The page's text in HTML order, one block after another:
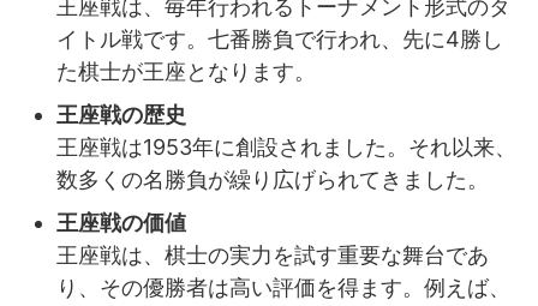
王座戦は、毎年行われるトーナメント形式のタ
イトル戦です。七番勝負で行われ、先に4勝し
た棋士が王座となります。
王座戦の歴史
王座戦は1953年に創設されました。それ以来、
数多くの名勝負が繰り広げられてきました。
王座戦の価値
王座戦は、棋士の実力を試す重要な舞台であ
り、その優勝者は高い評価を得ます。例えば、